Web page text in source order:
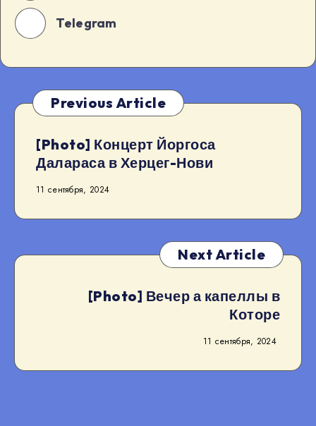
Telegram
Previous Article
[Photo] Концерт Йоргоса
Далараса в Херцег-Нови
11 сентября, 2024
Next Article
[Photo] Вечер а капеллы в
Которе
11 сентября, 2024